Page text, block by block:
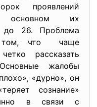
проявлений
их
до 26. Проблема
том, что чаще
рассказать
жалобы
«дурно», он
сознание»
в связи с